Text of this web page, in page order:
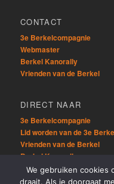
CONTACT
3e Berkelcompagnie
Webmaster
Berkel Kanorally
Vrienden van de Berkel
DIRECT NAAR
3e Berkelcompagnie
Lid worden van de 3e
Vrienden van de Berkel
Berkel Kanorally
We gebruiken cookies
draait. Als je doorgaat